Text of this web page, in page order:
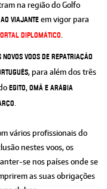
na região do Golfo
ao Viajante em vigor para
Diplomático
novos voos de repatriação
, para além dos três
Egito, Omã e Arábia
vários profissionais do
nestes voos, os
se nos países onde se
as suas obrigações